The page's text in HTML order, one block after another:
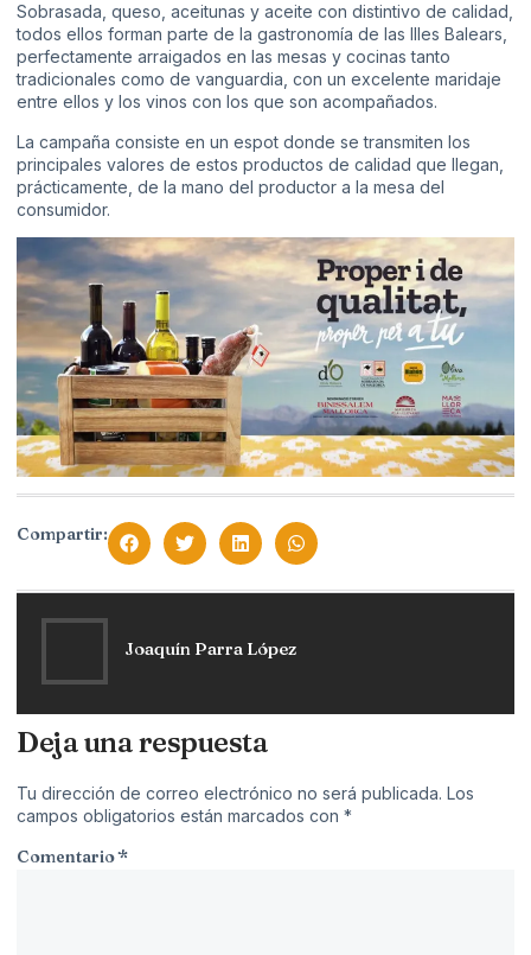
Sobrasada, queso, aceitunas y aceite con distintivo de calidad,
todos ellos forman parte de la gastronomía de las Illes Balears,
perfectamente arraigados en las mesas y cocinas tanto
tradicionales como de vanguardia, con un excelente maridaje
entre ellos y los vinos con los que son acompañados.
La campaña consiste en un espot donde se transmiten los
principales valores de estos productos de calidad que llegan,
prácticamente, de la mano del productor a la mesa del
consumidor.
Compartir:
Joaquín Parra López
Deja una respuesta
Tu dirección de correo electrónico no será publicada. Los
campos obligatorios están marcados con *
Comentario*